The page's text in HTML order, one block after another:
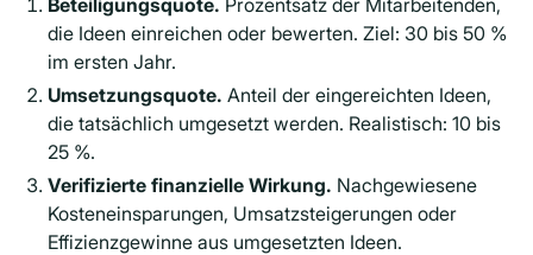
Beteiligungsquote. Prozentsatz der Mitarbeitenden,
die Ideen einreichen oder bewerten. Ziel: 30 bis 50 %
im ersten Jahr.
Umsetzungsquote. Anteil der eingereichten Ideen,
die tatsächlich umgesetzt werden. Realistisch: 10 bis
25 %.
Verifizierte finanzielle Wirkung. Nachgewiesene
Kosteneinsparungen, Umsatzsteigerungen oder
Effizienzgewinne aus umgesetzten Ideen.